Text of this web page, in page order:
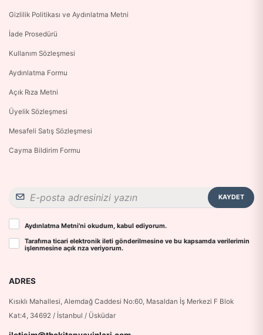
Gizlilik Politikası ve Aydınlatma Metni
İade Prosedürü
Kullanım Sözleşmesi
Aydınlatma Formu
Açık Rıza Metni
Üyelik Sözleşmesi
Mesafeli Satış Sözleşmesi
Cayma Bildirim Formu
KAYDET
Aydınlatma Metni’ni okudum, kabul ediyorum.
Tarafıma ticari elektronik ileti gönderilmesine ve bu kapsamda verilerimin
işlenmesine açık rıza veriyorum.
ADRES
Kısıklı Mahallesi, Alemdağ Caddesi No:60, Masaldan İş Merkezi F Blok
Kat:4, 34692 / İstanbul / Üsküdar